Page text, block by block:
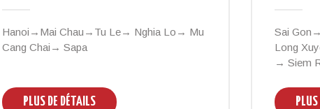
Hanoi→Mai Chau→Tu Le→ Nghia Lo→ Mu
Cang Chai→ Sapa
PLUS DE DÉTAILS
Sai
Long
→ Siem